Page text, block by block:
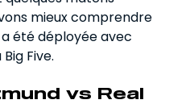
mieux comprendre
été déployée avec
Five.
vs Real